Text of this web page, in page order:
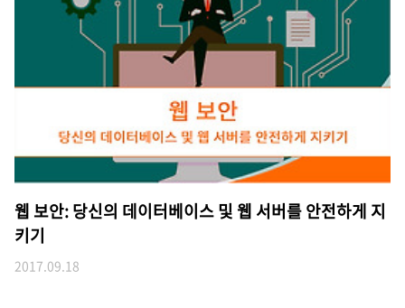
웹 보안: 당신의 데이터베이스 및 웹 서버를 안전하게 지
키기
2017.09.18